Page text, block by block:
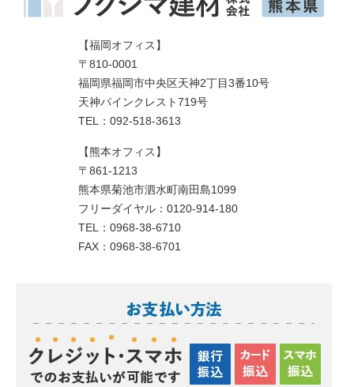
【福岡オフィス】
〒810-0001
福岡県福岡市中央区天神2丁目3番10号
天神パインクレスト719号
TEL：092-518-3613
【熊本オフィス】
〒861-1213
熊本県菊池市泗水町南田島1099
フリーダイヤル：0120-914-180
TEL：0968-38-6710
FAX：0968-38-6701